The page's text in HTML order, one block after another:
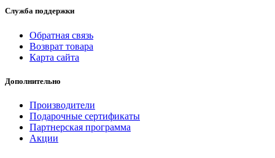
Служба поддержки
Обратная связь
Возврат товара
Карта сайта
Дополнительно
Производители
Подарочные сертификаты
Партнерская программа
Акции